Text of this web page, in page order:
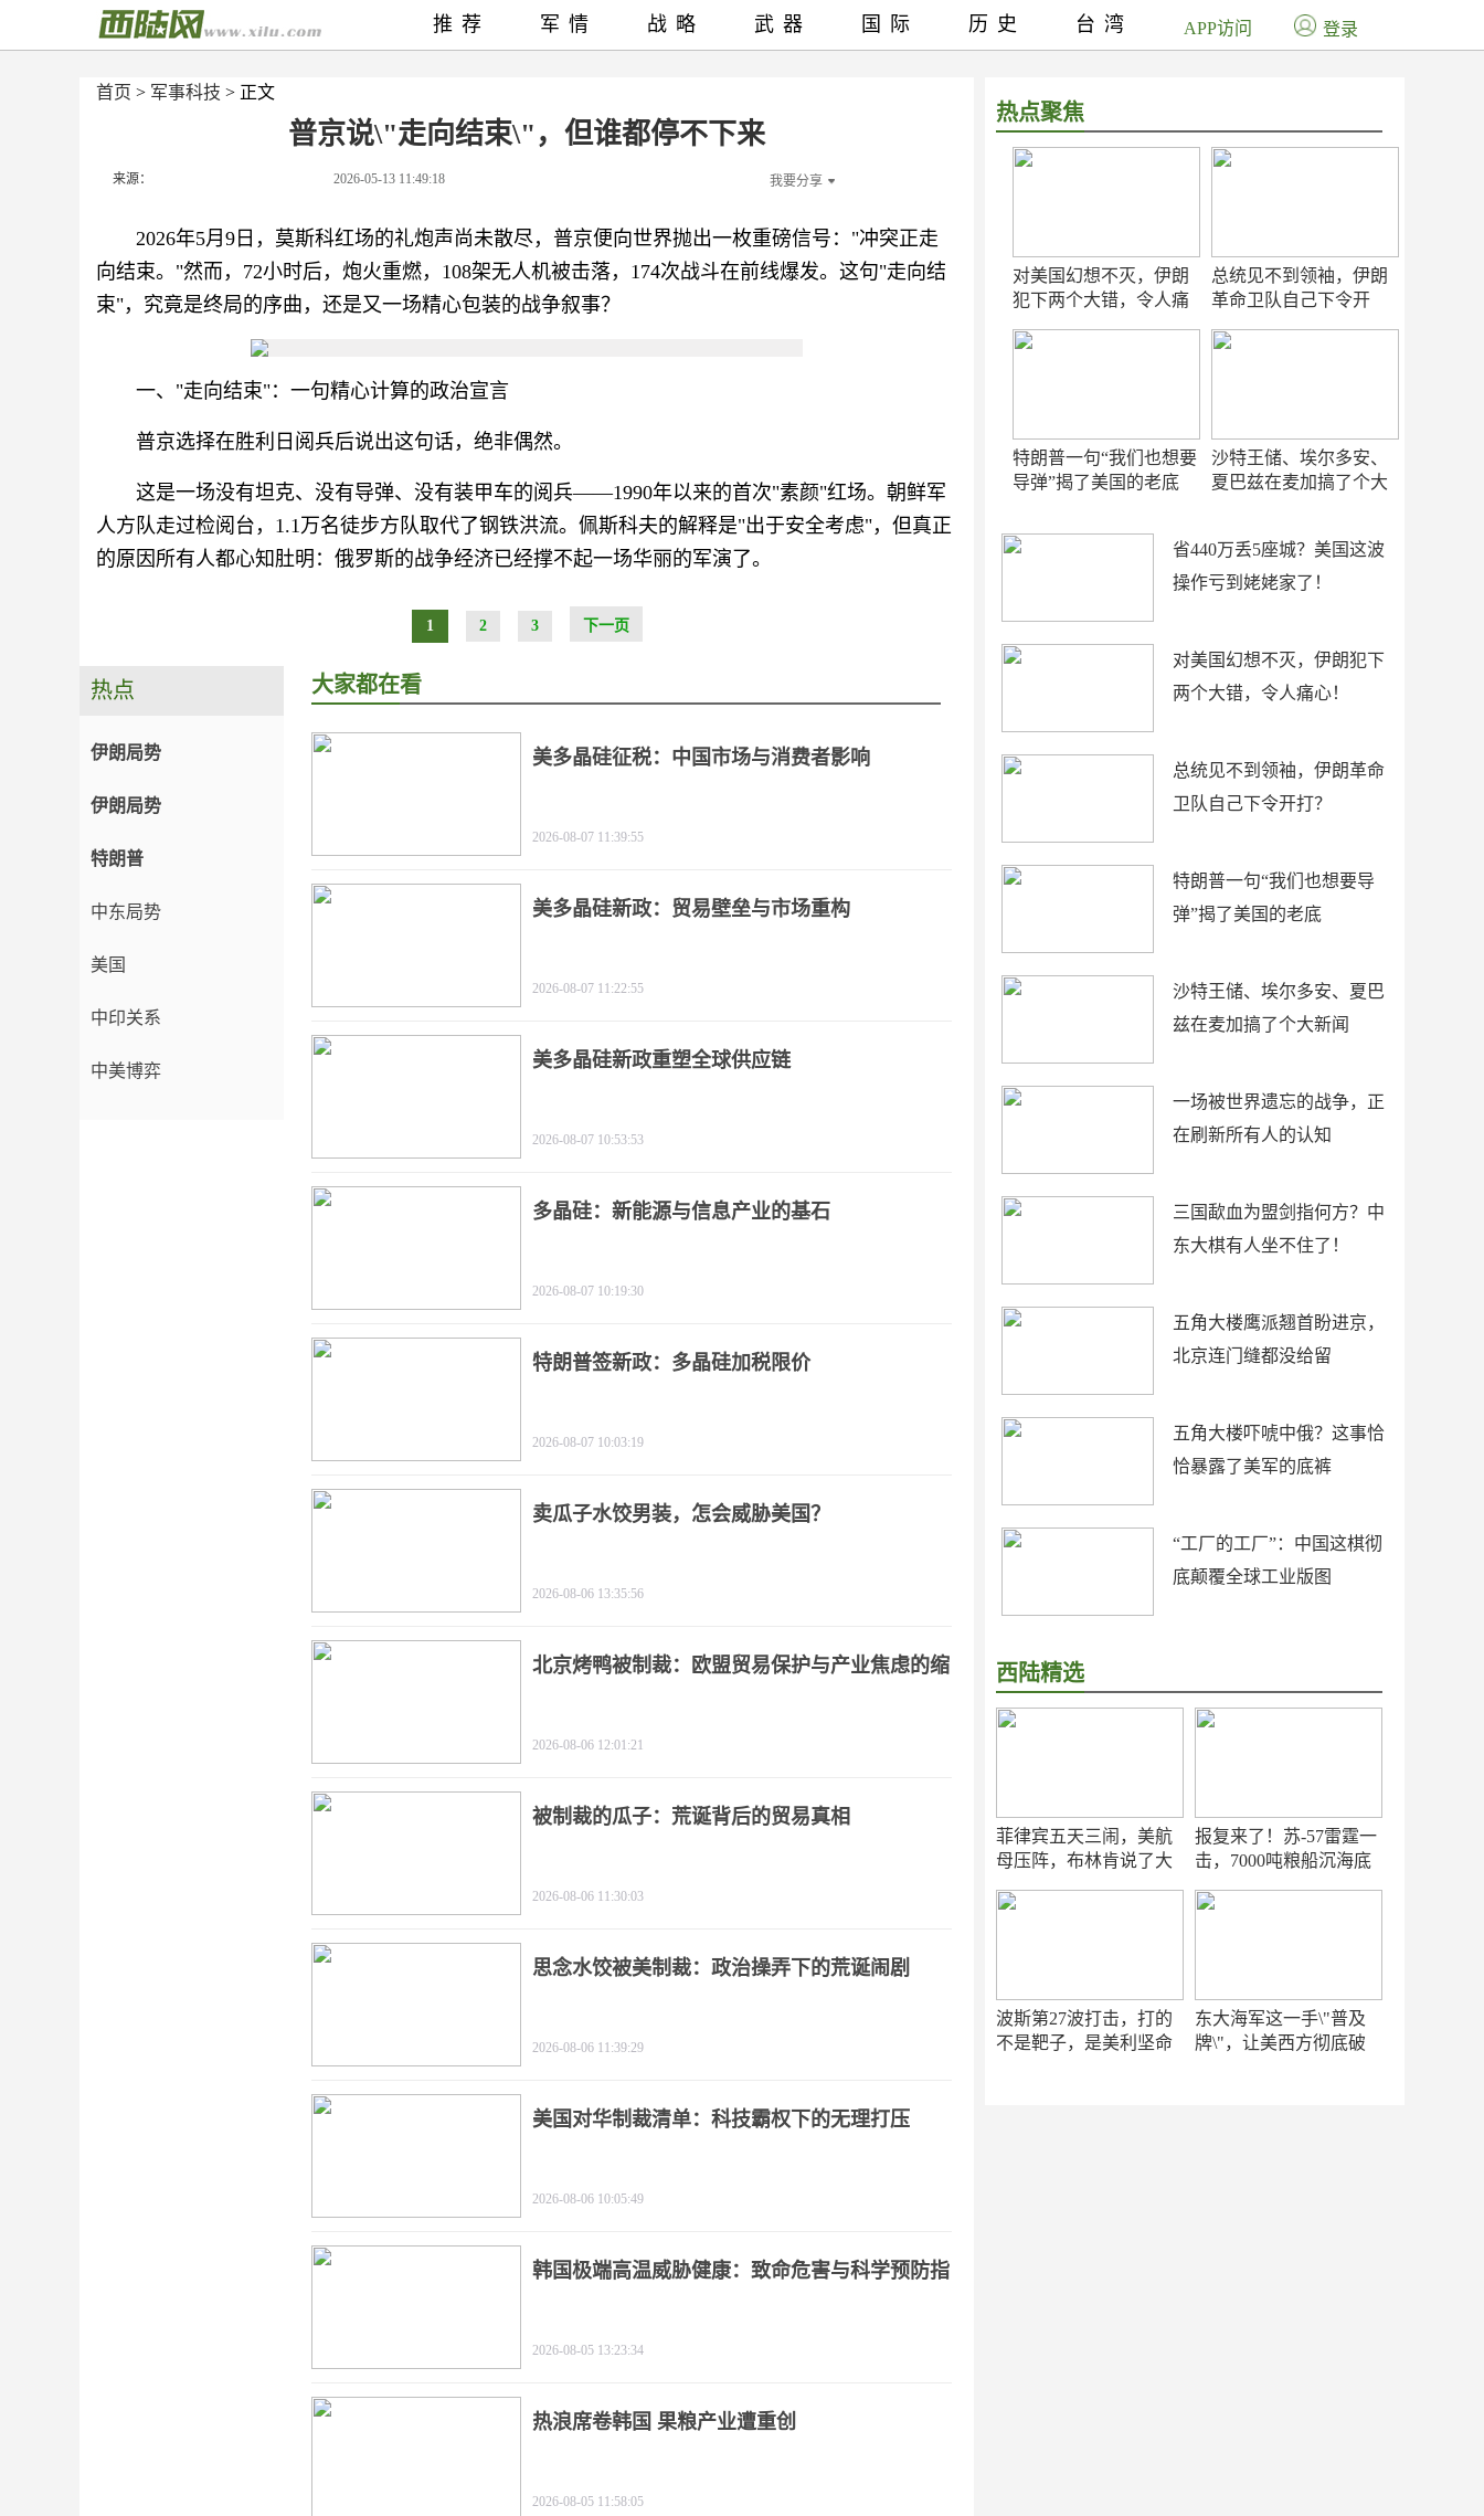
首页 > 军事科技 > 正文
普京说\"走向结束\"，但谁都停不下来
来源： 2026-05-13 11:49:18 我要分享
2026年5月9日，莫斯科红场的礼炮声尚未散尽，普京便向世界抛出一枚重磅信号："冲突正走
向结束。"然而，72小时后，炮火重燃，108架无人机被击落，174次战斗在前线爆发。这句"走向结
束"，究竟是终局的序曲，还是又一场精心包装的战争叙事？
一、"走向结束"：一句精心计算的政治宣言
普京选择在胜利日阅兵后说出这句话，绝非偶然。
这是一场没有坦克、没有导弹、没有装甲车的阅兵——1990年以来的首次"素颜"红场。朝鲜军
人方队走过检阅台，1.1万名徒步方队取代了钢铁洪流。佩斯科夫的解释是"出于安全考虑"，但真正
的原因所有人都心知肚明：俄罗斯的战争经济已经撑不起一场华丽的军演了。
1 2 3 下一页
热点聚焦
对美国幻想不灭，伊朗
犯下两个大错，令人痛
总统见不到领袖，伊朗
革命卫队自己下令开
特朗普一句“我们也想要
导弹”揭了美国的老底
沙特王储、埃尔多安、
夏巴兹在麦加搞了个大
省440万丢5座城？美国这波
操作亏到姥姥家了！
对美国幻想不灭，伊朗犯下
两个大错，令人痛心！
总统见不到领袖，伊朗革命
卫队自己下令开打？
特朗普一句“我们也想要导
弹”揭了美国的老底
沙特王储、埃尔多安、夏巴
兹在麦加搞了个大新闻
一场被世界遗忘的战争，正
在刷新所有人的认知
三国歃血为盟剑指何方？中
东大棋有人坐不住了！
五角大楼鹰派翘首盼进京，
北京连门缝都没给留
五角大楼吓唬中俄？这事恰
恰暴露了美军的底裤
“工厂的工厂”：中国这棋彻
底颠覆全球工业版图
西陆精选
菲律宾五天三闹，美航
母压阵，布林肯说了大
报复来了！苏-57雷霆一
击，7000吨粮船沉海底
波斯第27波打击，打的
不是靶子，是美利坚命
东大海军这一手\"普及
牌\"，让美西方彻底破
推荐 军情 战略 武器 国际 历史 台湾 APP访问 登录
热点
伊朗局势
伊朗局势
特朗普
中东局势
美国
中印关系
中美博弈
大家都在看
美多晶硅征税：中国市场与消费者影响
2026-08-07 11:39:55
美多晶硅新政：贸易壁垒与市场重构
2026-08-07 11:22:55
美多晶硅新政重塑全球供应链
2026-08-07 10:53:53
多晶硅：新能源与信息产业的基石
2026-08-07 10:19:30
特朗普签新政：多晶硅加税限价
2026-08-07 10:03:19
卖瓜子水饺男装，怎会威胁美国？
2026-08-06 13:35:56
北京烤鸭被制裁：欧盟贸易保护与产业焦虑的缩
2026-08-06 12:01:21
被制裁的瓜子：荒诞背后的贸易真相
2026-08-06 11:30:03
思念水饺被美制裁：政治操弄下的荒诞闹剧
2026-08-06 11:39:29
美国对华制裁清单：科技霸权下的无理打压
2026-08-06 10:05:49
韩国极端高温威胁健康：致命危害与科学预防指
2026-08-05 13:23:34
热浪席卷韩国 果粮产业遭重创
2026-08-05 11:58:05